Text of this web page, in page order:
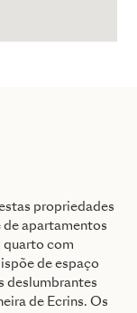
propriedades
de apartamentos
quarto com
de espaço
deslumbrantes
de Ecrins. Os